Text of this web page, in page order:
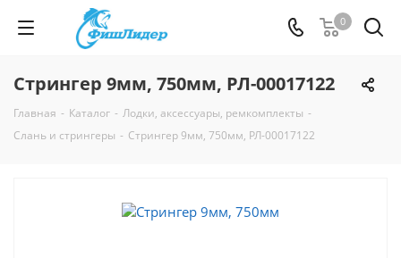
0
Стрингер 9мм, 750мм, РЛ-00017122
Главная - Каталог - Лодки, аксессуары, ремкомплекты -
Слань и стрингеры - Стрингер 9мм, 750мм, РЛ-00017122